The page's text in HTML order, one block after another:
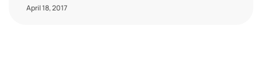
April 18, 2017